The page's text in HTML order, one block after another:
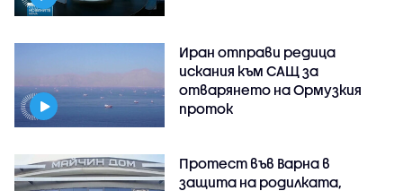
Иран отправи редица
искания към САЩ за
отварянето на Ормузкия
проток
Протест във Варна в
защита на родилката,